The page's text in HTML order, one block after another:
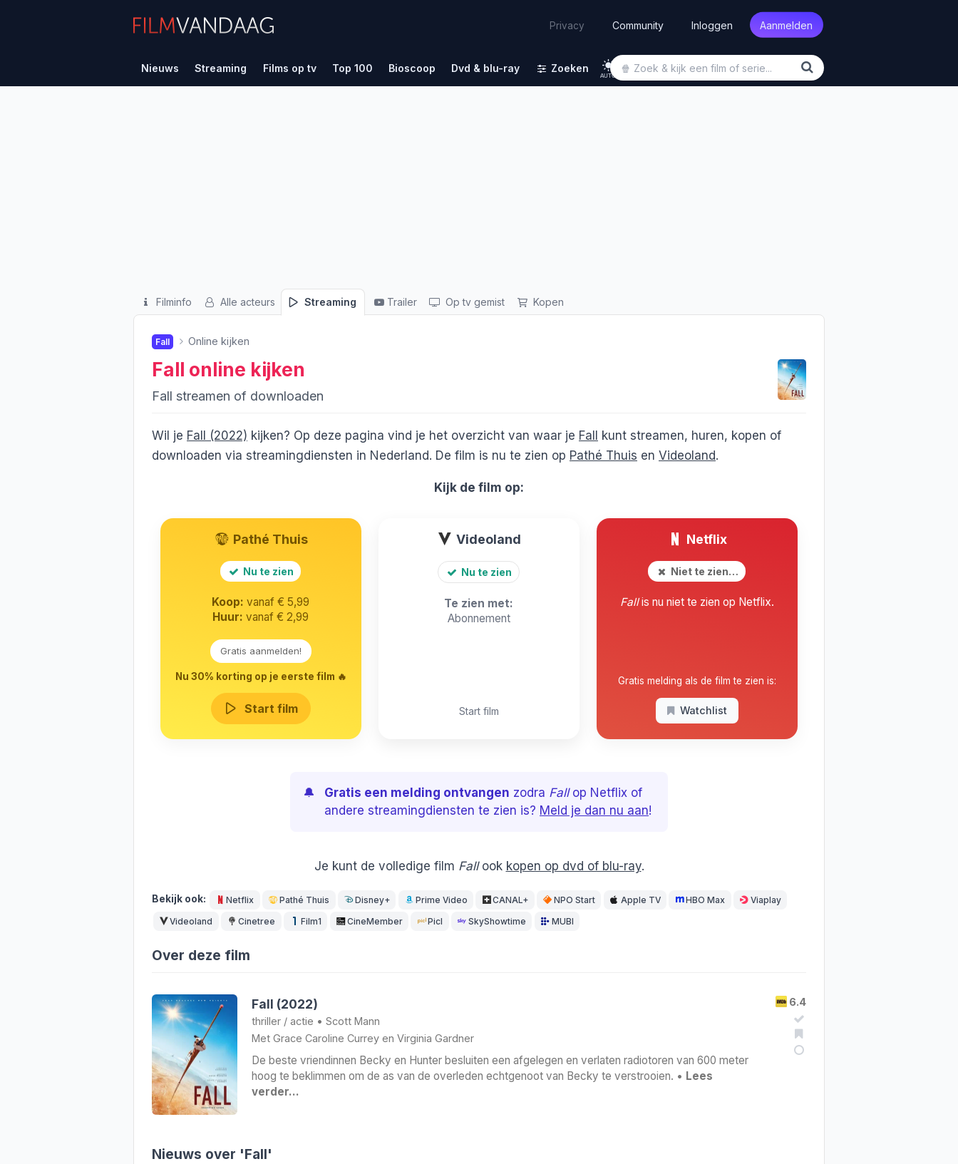
Privacy Community Inloggen Aanmelden
Nieuws Streaming Films op tv Top 100 Bioscoop Dvd & blu-ray Zoeken
AUTO
Filminfo Alle acteurs Streaming Trailer Op tv gemist Kopen
Fall Online kijken
Fall online kijken
Fall streamen of downloaden
Wil je Fall (2022) kijken? Op deze pagina vind je het overzicht van waar je Fall kunt streamen, huren, kopen of
downloaden via streamingdiensten in Nederland. De film is nu te zien op Pathé Thuis en Videoland.
Kijk de film op:
Pathé Thuis
Nu te zien
Koop: vanaf € 5,99
Huur: vanaf € 2,99
Gratis aanmelden!
Nu 30% korting op je eerste film 🔥
Start film
Videoland
Nu te zien
Te zien met:
Abonnement
Start film
Netflix
Niet te zien…
Fallis nu niet te zien op Netflix.
Gratis melding als de film te zien is:
Watchlist
🔔 Gratis een melding ontvangen zodra Fallop Netflix of
andere streamingdiensten te zien is? Meld je dan nu aan!
Je kunt de volledige film Fallook kopen op dvd of blu-ray.
Bekijk ook: Netflix Pathé Thuis Disney+ Prime Video CANAL+ NPO Start Apple TV HBO Max Viaplay
Videoland Cinetree Film1 CineMember Picl SkyShowtime MUBI
Over deze film
6.4
Fall (2022)
thriller / actie • Scott Mann
Met Grace Caroline Currey en Virginia Gardner
De beste vriendinnen Becky en Hunter besluiten een afgelegen en verlaten radiotoren van 600 meter
hoog te beklimmen om de as van de overleden echtgenoot van Becky te verstrooien. • Lees
verder…
Nieuws over 'Fall'